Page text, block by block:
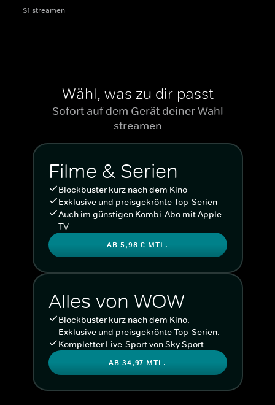
S1 streamen
Wähl, was zu dir passt
Sofort auf dem Gerät deiner Wahl
streamen
Filme & Serien
Blockbuster kurz nach dem Kino
Exklusive und preisgekrönte Top-Serien
Auch im günstigen Kombi-Abo mit Apple
TV
AB 5,98 € MTL.
Alles von WOW
Blockbuster kurz nach dem Kino.
Exklusive und preisgekrönte Top-Serien.
Kompletter Live-Sport von Sky Sport
AB 34,97 MTL.